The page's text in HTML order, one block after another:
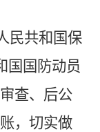
民共和国保
国国防动员
查、后公
，切实做